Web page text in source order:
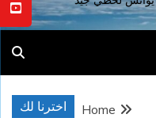
اخترنا لك
Home